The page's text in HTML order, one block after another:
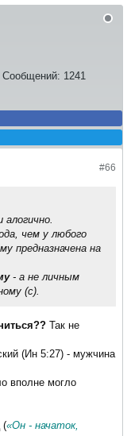
Сообщений: 1241
#66
алогично.
чем у любого
предназначена на
- а не личным
(с).
Так не
(Ин 5:27) - мужчина
вполне могло
(«Он - начаток,